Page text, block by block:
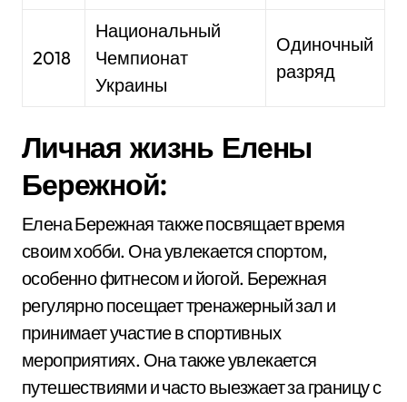
2018
Национальный
Чемпионат
Украины
Одиночный
разряд
Личная жизнь Елены
Бережной:
Елена Бережная также посвящает время
своим хобби. Она увлекается спортом,
особенно фитнесом и йогой. Бережная
регулярно посещает тренажерный зал и
принимает участие в спортивных
мероприятиях. Она также увлекается
путешествиями и часто выезжает за границу с